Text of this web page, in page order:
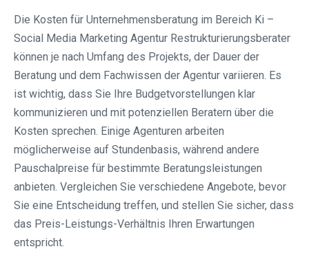
Die Kosten für Unternehmensberatung im Bereich Ki –
Social Media Marketing Agentur Restrukturierungsberater
können je nach Umfang des Projekts, der Dauer der
Beratung und dem Fachwissen der Agentur variieren. Es
ist wichtig, dass Sie Ihre Budgetvorstellungen klar
kommunizieren und mit potenziellen Beratern über die
Kosten sprechen. Einige Agenturen arbeiten
möglicherweise auf Stundenbasis, während andere
Pauschalpreise für bestimmte Beratungsleistungen
anbieten. Vergleichen Sie verschiedene Angebote, bevor
Sie eine Entscheidung treffen, und stellen Sie sicher, dass
das Preis-Leistungs-Verhältnis Ihren Erwartungen
entspricht.